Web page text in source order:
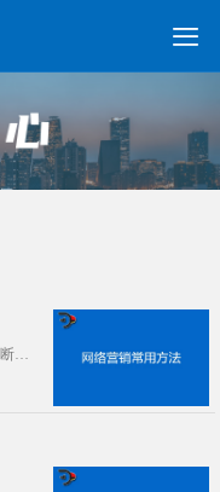

常见的网络营销方法有哪些?由于互联网技术的不断发展，大部分企业已经从线下推广转移到了线上，或线上线下齐头并进。这些年以来，网络···